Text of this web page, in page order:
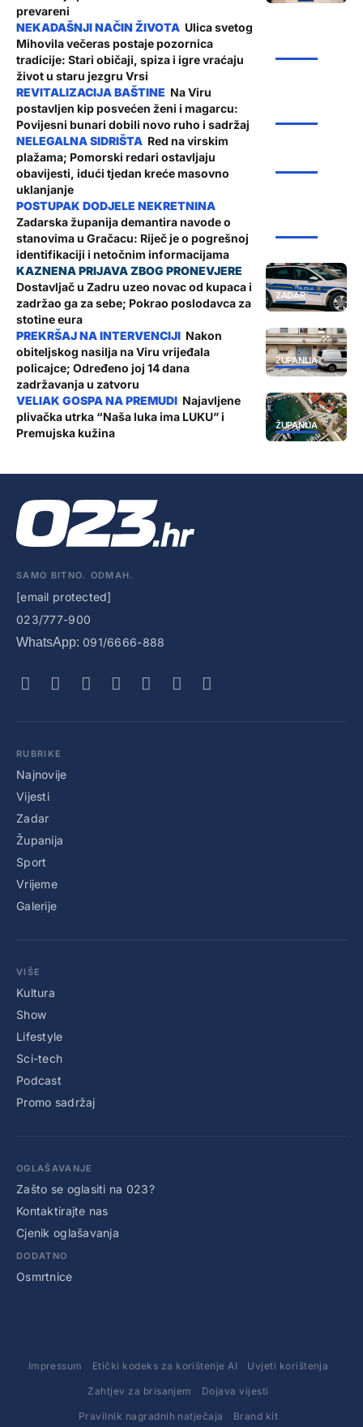
prevareni
Ulica svetog
Mihovila večeras postaje pozornica
tradicije: Stari običaji, spiza i igre vraćaju
život u staru jezgru Vrsi
Na Viru
postavljen kip posvećen ženi i magarcu:
Povijesni bunari dobili novo ruho i sadržaj
Red na virskim
plažama; Pomorski redari ostavljaju
obavijesti, idući tjedan kreće masovno
uklanjanje
Zadarska županija demantira navode o
stanovima u Gračacu: Riječ je o pogrešnoj
identifikaciji i netočnim informacijama
ZADAR
Dostavljač u Zadru uzeo novac od kupaca i
zadržao ga za sebe; Pokrao poslodavca za
stotine eura
ŽUPANIJA
Nakon
obiteljskog nasilja na Viru vrijeđala
policajce; Određeno joj 14 dana
zadržavanja u zatvoru
ŽUPANIJA
Najavljene
plivačka utrka “Naša luka ima LUKU” i
Premujska kužina
SAMO BITNO. ODMAH.
[email protected]
023/777-900
WhatsApp: 091/6666-888
RUBRIKE
Najnovije
Vijesti
Zadar
Županija
Sport
Vrijeme
Galerije
VIŠE
Kultura
Show
Lifestyle
Sci-tech
Podcast
Promo sadržaj
OGLAŠAVANJE
Zašto se oglasiti na 023?
Kontaktirajte nas
Cjenik oglašavanja
DODATNO
Osmrtnice
Impressum Etički kodeks za korištenje AI Uvjeti korištenja
Zahtjev za brisanjem Dojava vijesti
Pravilnik nagradnih natječaja Brand kit